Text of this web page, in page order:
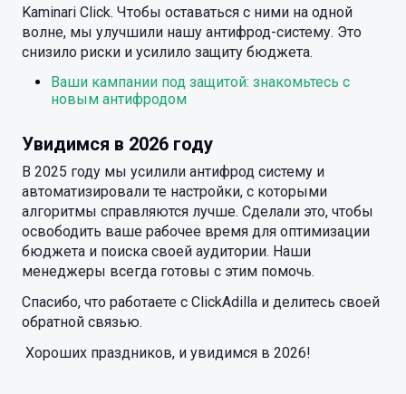
Kaminari Click. Чтобы оставаться с ними на одной
волне, мы улучшили нашу антифрод-систему. Это
снизило риски и усилило защиту бюджета.
Ваши кампании под защитой: знакомьтесь с
новым антифродом
Увидимся в 2026 году
В 2025 году мы усилили антифрод систему и
автоматизировали те настройки, с которыми
алгоритмы справляются лучше. Сделали это, чтобы
освободить ваше рабочее время для оптимизации
бюджета и поиска своей аудитории. Наши
менеджеры всегда готовы с этим помочь.
Спасибо, что работаете с ClickAdilla и делитесь своей
обратной связью.
Хороших праздников, и увидимся в 2026!